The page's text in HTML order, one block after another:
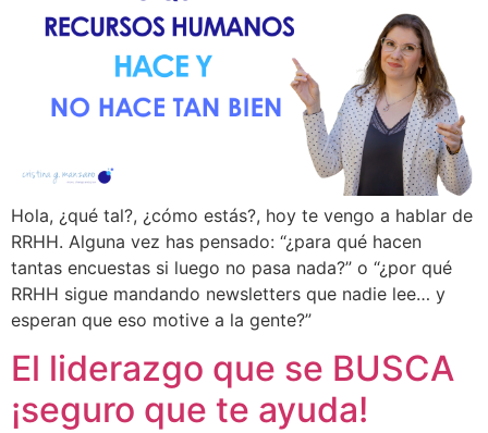
Hola, ¿qué tal?, ¿cómo estás?, hoy te vengo a hablar de
RRHH. Alguna vez has pensado: “¿para qué hacen
tantas encuestas si luego no pasa nada?” o “¿por qué
RRHH sigue mandando newsletters que nadie lee… y
esperan que eso motive a la gente?”
El liderazgo que se BUSCA
¡seguro que te ayuda!